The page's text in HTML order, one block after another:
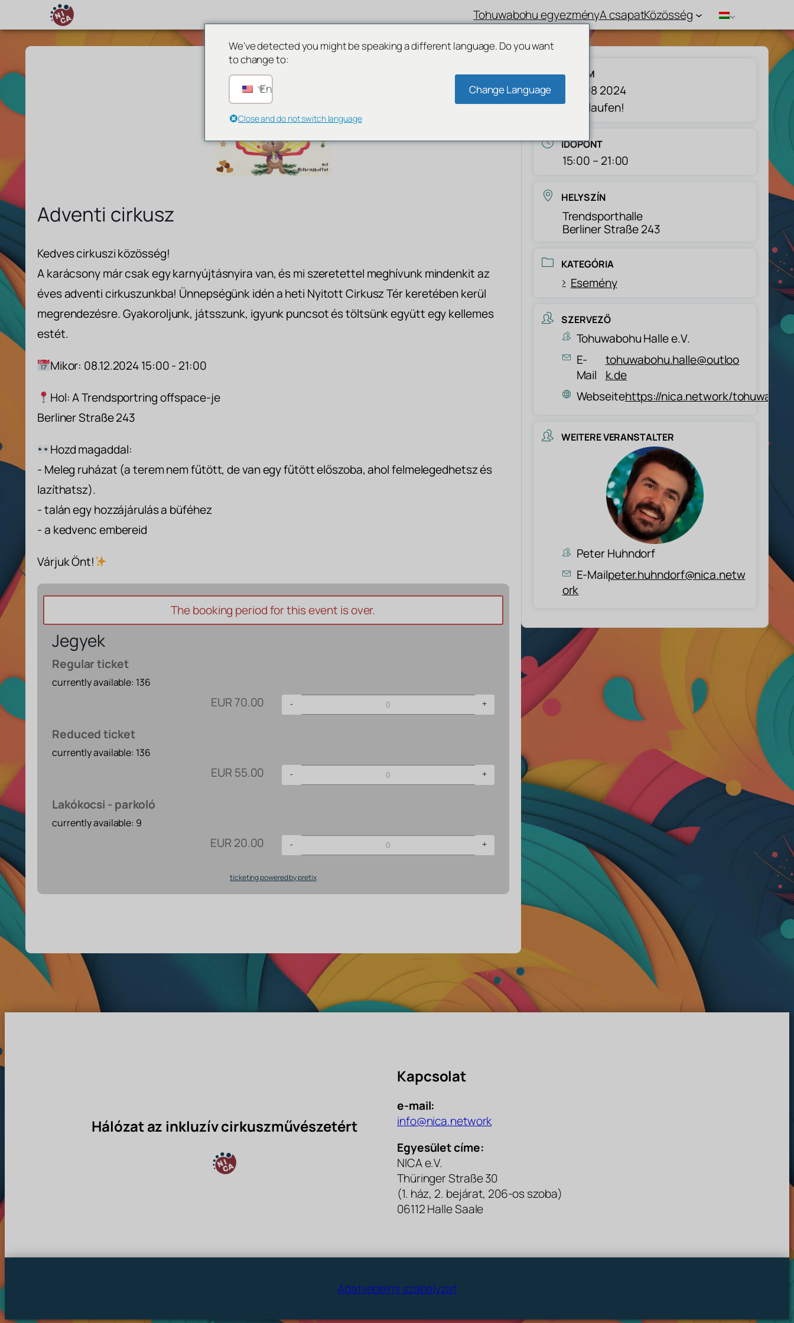
Tohuwabohu egyezményA csapatKözösség
Adventi cirkusz
Kedves cirkuszi közösség!
A karácsony már csak egy karnyújtásnyira van, és mi szeretettel meghívunk mindenkit az
éves adventi cirkuszunkba! Ünnepségünk idén a heti Nyitott Cirkusz Tér keretében kerül
megrendezésre. Gyakoroljunk, játsszunk, igyunk puncsot és töltsünk együtt egy kellemes
estét.
Mikor: 08.12.2024 15:00 - 21:00
Hol: A Trendsportring offspace-je
Berliner Straße 243
Hozd magaddal:
- Meleg ruházat (a terem nem fűtött, de van egy fűtött előszoba, ahol felmelegedhetsz és
lazíthatsz).
- talán egy hozzájárulás a büféhez
- a kedvenc embereid
Várjuk Önt!
The booking period for this event is over.
Jegyek
Regular ticket
currently available: 136
EUR 70.00 - +
Reduced ticket
currently available: 136
EUR 55.00 - +
Lakókocsi - parkoló
currently available: 9
EUR 20.00 - +
ticketing powered by pretix
DATUM
dec 08 2024
Abgelaufen!
IDŐPONT
15:00 – 21:00
HELYSZÍN
Trendsporthalle
Berliner Straße 243
KATEGÓRIA
Esemény
SZERVEZŐ
Tohuwabohu Halle e.V.
E-
Mail
tohuwabohu.halle@outloo
k.de
Webseitehttps://nica.network/
WEITERE VERANSTALTER
Peter Huhndorf
E-Mailpeter.huhndorf@nica.netw
ork
Hálózat az inkluzív cirkuszművészetért
Kapcsolat
e-mail:
info@nica.network
Egyesület címe:
NICA e.V.
Thüringer Straße 30
(1. ház, 2. bejárat, 206-os szoba)
06112 Halle Saale
Adatvédelmi szabályzat
We've detected you might be speaking a different language. Do you want
to change to:
English Change Language
Close and do not switch language